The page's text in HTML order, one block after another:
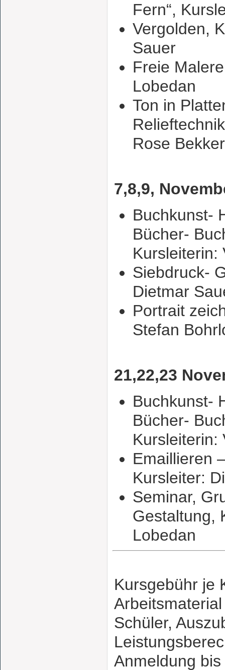
Fern“,
Vergolden,
Sauer
Freie
Lobedan
Ton in
Rose Bekker
7,8,9,
Buchkunst-
Bücher-
Kursleiterin:
Siebdruck-
Dietmar
Portrait
Stefan
21,22,23
Buchkunst-
Bücher-
Kursleiterin:
Emaillieren
Kursleiter:
Seminar,
Gestaltung,
Lobedan
Kursgebühr je
Schüler,
Anmeldung